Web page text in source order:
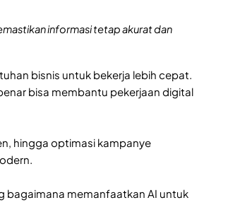
informasi tetap akurat dan
bisnis untuk bekerja lebih cepat.
bisa membantu pekerjaan digital
hingga optimasi kampanye
bagaimana memanfaatkan AI untuk